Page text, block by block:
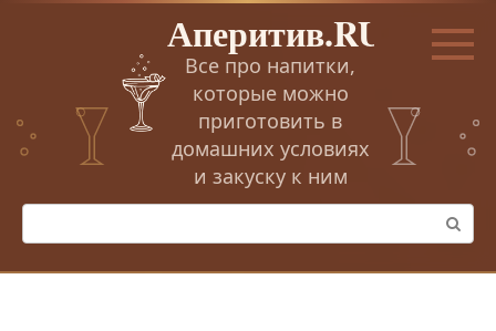
Перейти
Аперитив.RU
Все про напитки,
которые можно
приготовить в
домашних условиях
и закуску к ним
Поиск: